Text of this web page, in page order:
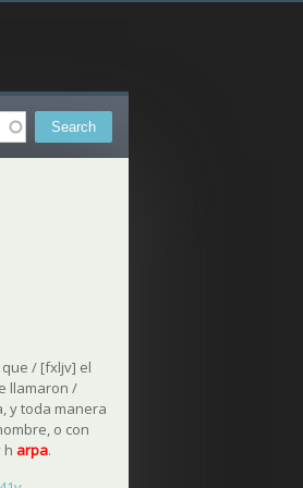
/ [fxljv] el
llamaron /
y toda manera
o con
h arpa.